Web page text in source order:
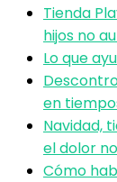
Tienda
hijos no
Lo que
en
Navidad,
el dolor
Cómo